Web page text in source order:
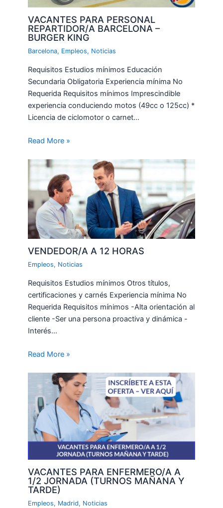
VACANTES PARA PERSONAL
REPARTIDOR/A BARCELONA –
BURGER KING
Barcelona, Empleos, Noticias
Requisitos Estudios mínimos Educación
Secundaria Obligatoria Experiencia mínima No
Requerida Requisitos mínimos Imprescindible
experiencia conduciendo motos (49cc o 125cc) *
Licencia de ciclomotor o carnet…
Read More »
VENDEDOR/A A 12 HORAS
Empleos, Noticias
Requisitos Estudios mínimos Otros títulos,
certificaciones y carnés Experiencia mínima No
Requerida Requisitos mínimos -Alta orientación al
cliente -Ser una persona proactiva y dinámica -
Interés…
Read More »
VACANTES PARA ENFERMERO/A A
1/2 JORNADA (TURNOS MAÑANA Y
TARDE)
Empleos, Madrid, Noticias